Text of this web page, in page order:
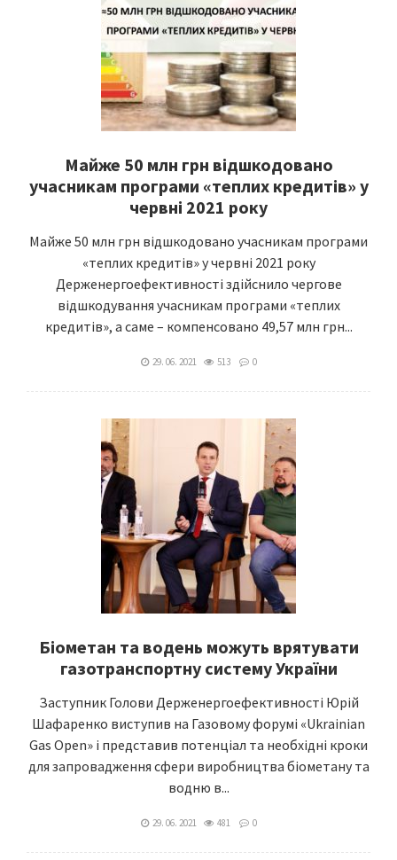
Майже 50 млн грн відшкодовано
учасникам програми «теплих кредитів» у
червні 2021 року
Майже 50 млн грн відшкодовано учасникам програми
«теплих кредитів» у червні 2021 року
Держенергоефективності здійснило чергове
відшкодування учасникам програми «теплих
кредитів», а саме – компенсовано 49,57 млн грн...
29. 06. 2021 513 0
Біометан та водень можуть врятувати
газотранспортну систему України
Заступник Голови Держенергоефективності Юрій
Шафаренко виступив на Газовому форумі «Ukrainian
Gas Open» і представив потенціал та необхідні кроки
для запровадження сфери виробництва біометану та
водню в...
29. 06. 2021 481 0